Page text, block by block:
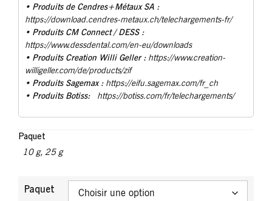
• Produits de Cendres+Métaux SA :
https://download.cendres-metaux.ch/telechargements-fr/
• Produits CM Connect / DESS :
https://www.dessdental.com/en-eu/downloads
• Produits Creation Willi Geller : https://www.creation-
willigeller.com/de/products/zif
• Produits Sagemax : https://eifu.sagemax.com/fr_ch
• Produits Botiss: https://botiss.com/fr/telechargements/
Paquet
10 g, 25 g
Paquet